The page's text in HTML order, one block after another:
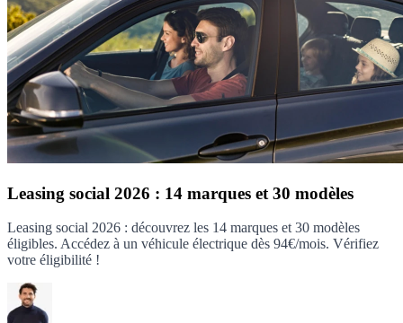
Leasing social 2026 : 14 marques et 30 modèles
Leasing social 2026 : découvrez les 14 marques et 30 modèles
éligibles. Accédez à un véhicule électrique dès 94€/mois. Vérifiez
votre éligibilité !